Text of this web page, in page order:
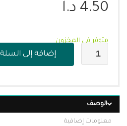
4.50 د.ا
متوفر في المخزون
إضافة إلى السلة
الوصف
معلومات إضافية